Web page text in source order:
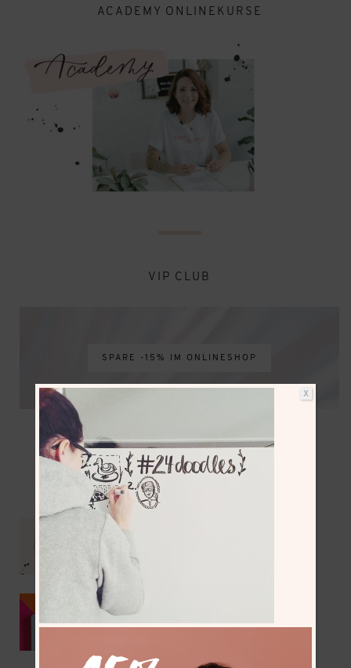
ACADEMY ONLINEKURSE
VIP CLUB
SPARE -15% IM ONLINESHOP
NEUESTE BEITRÄGE
Mit dem Wohnmobil bis zum Nordkap –
Kumihimo als DIY Sommer-Trend 2026
X